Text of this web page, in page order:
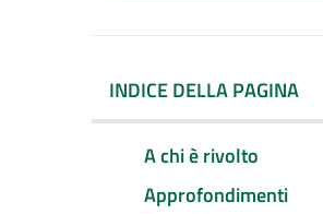
INDICE DELLA PAGINA
A chi è rivolto
Approfondimenti